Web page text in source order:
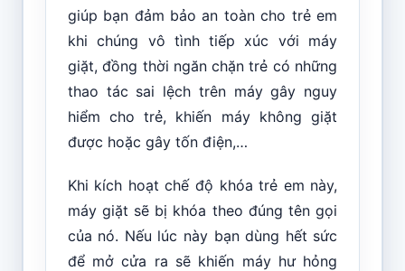
giúp bạn đảm bảo an toàn cho trẻ em
khi chúng vô tình tiếp xúc với máy
giặt, đồng thời ngăn chặn trẻ có những
thao tác sai lệch trên máy gây nguy
hiểm cho trẻ, khiến máy không giặt
được hoặc gây tốn điện,…
Khi kích hoạt chế độ khóa trẻ em này,
máy giặt sẽ bị khóa theo đúng tên gọi
của nó. Nếu lúc này bạn dùng hết sức
để mở cửa ra sẽ khiến máy hư hỏng